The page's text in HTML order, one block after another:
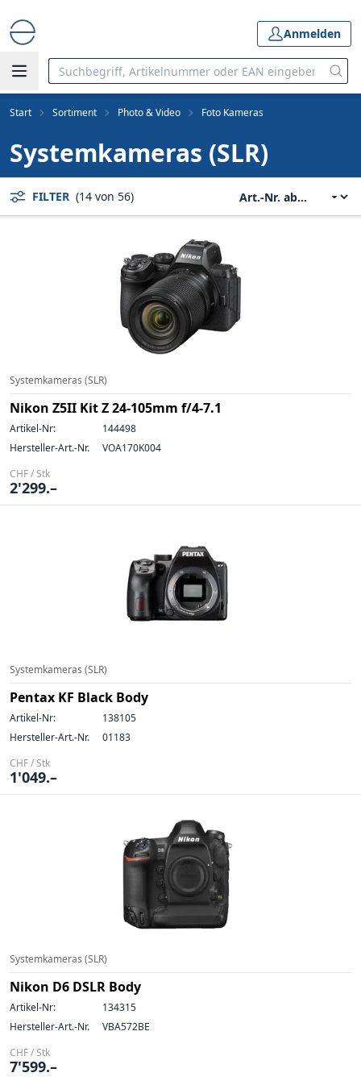
Anmelden
Start Sortiment Photo & Video Foto Kameras
Systemkameras (SLR)
FILTER (14 von 56)
Systemkameras (SLR)
Nikon Z5II Kit Z 24-105mm f/4-7.1
Artikel-Nr:
144498
Hersteller-Art.-Nr.
VOA170K004
CHF / Stk
2'299.–
Systemkameras (SLR)
Pentax KF Black Body
Artikel-Nr:
138105
Hersteller-Art.-Nr.
01183
CHF / Stk
1'049.–
Systemkameras (SLR)
Nikon D6 DSLR Body
Artikel-Nr:
134315
Hersteller-Art.-Nr.
VBA572BE
CHF / Stk
7'599.–